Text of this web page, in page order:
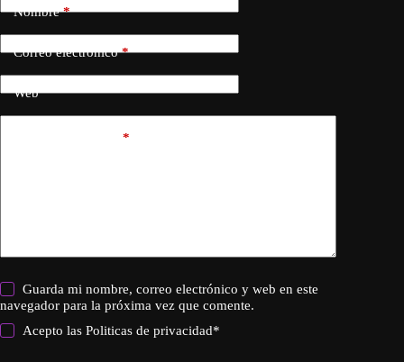
Nombre*
Correo electrónico*
Web
*
Guarda mi nombre, correo electrónico y web en este
navegador para la próxima vez que comente.
Acepto lasPoliticas de privacidad*